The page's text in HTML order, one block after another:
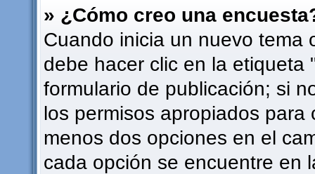
» ¿Cómo creo una
Cuando inicia un nuevo tema
debe hacer clic en la etiqueta
formulario de publicación; si
los permisos apropiados
menos dos opciones en el
cada opción se encuentre en